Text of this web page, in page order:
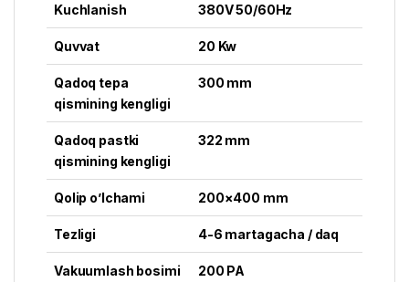
Kuchlanish 380V 50/60Hz
Quvvat 20 Kw
Qadoq tepa
qismining kengligi
300 mm
Qadoq pastki
qismining kengligi
322 mm
Qolip o’lchami 200×400 mm
Tezligi 4-6 martagacha / daq
Vakuumlash bosimi 200 PA